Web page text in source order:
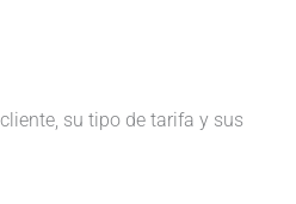
su tipo de tarifa y sus